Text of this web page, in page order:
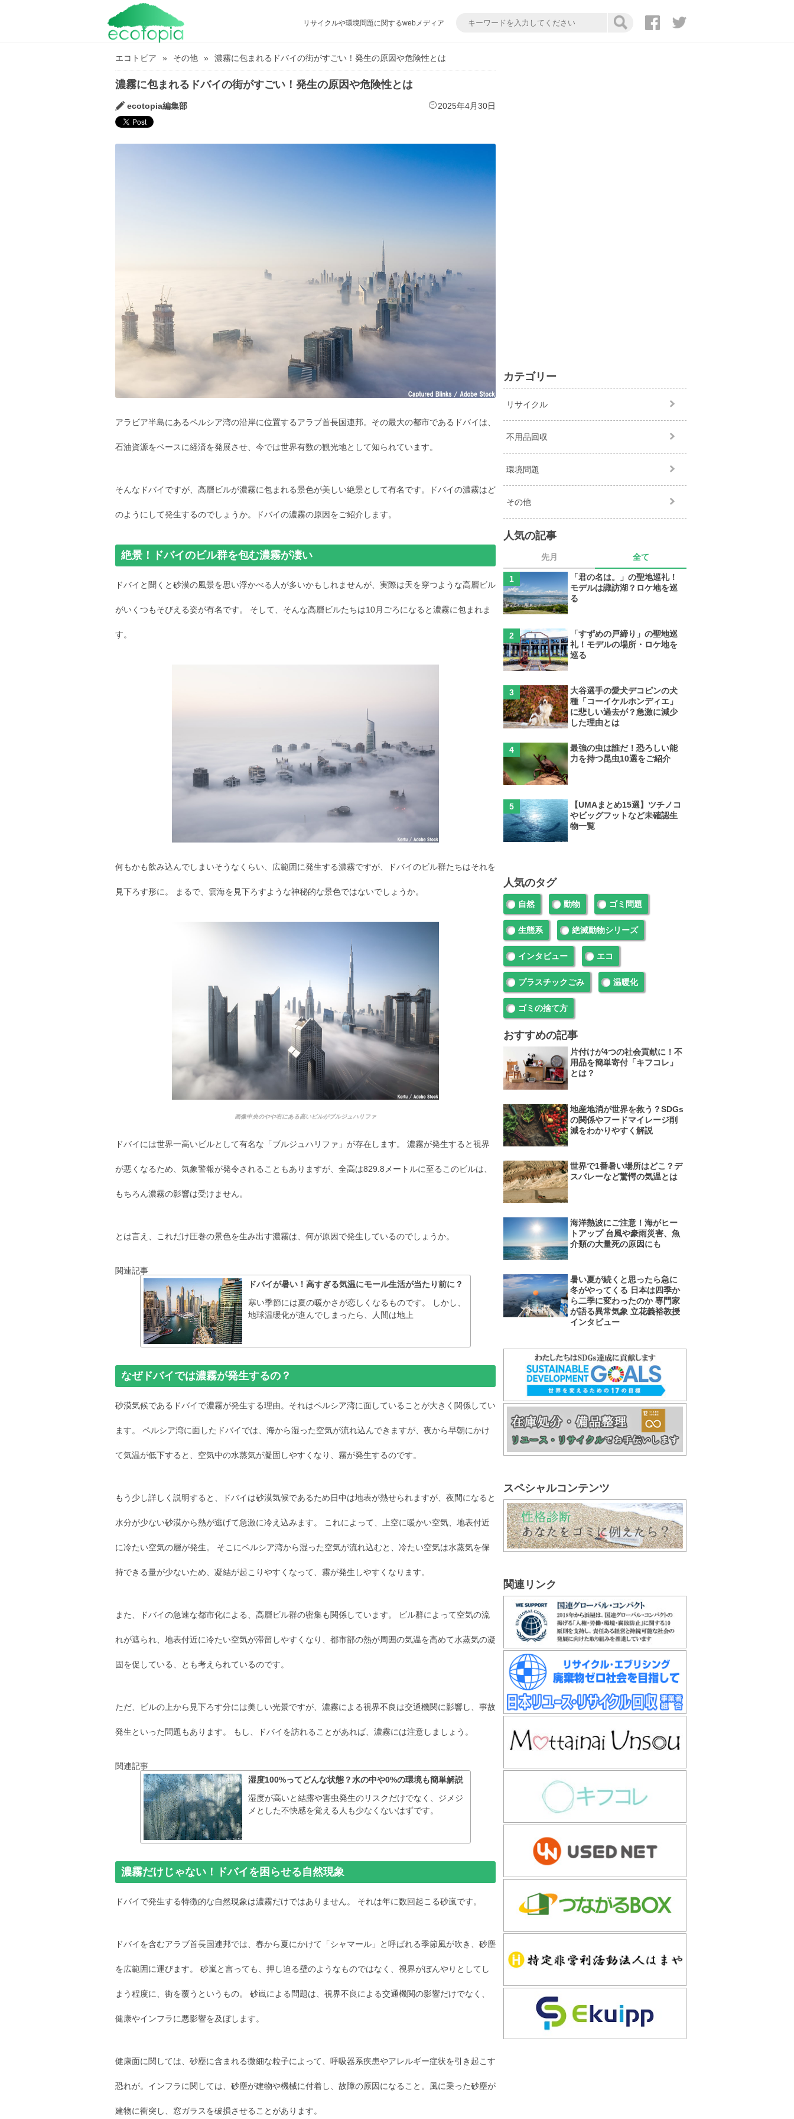
リサイクルや環境問題に関するwebメディア
エコトピア その他 濃霧に包まれるドバイの街がすごい！発生の原因や危険性とは
濃霧に包まれるドバイの街がすごい！発生の原因や危険性とは
ecotopia編集部 2025年4月30日
アラビア半島にあるペルシア湾の沿岸に位置するアラブ首長国連邦。その最大の都市であるドバイは、
石油資源をベースに経済を発展させ、今では世界有数の観光地として知られています。
そんなドバイですが、高層ビルが濃霧に包まれる景色が美しい絶景として有名です。ドバイの濃霧はど
のようにして発生するのでしょうか。ドバイの濃霧の原因をご紹介します。
絶景！ドバイのビル群を包む濃霧が凄い
ドバイと聞くと砂漠の風景を思い浮かべる人が多いかもしれませんが、実際は天を穿つような高層ビル
がいくつもそびえる姿が有名です。 そして、そんな高層ビルたちは10月ごろになると濃霧に包まれま
す。
何もかも飲み込んでしまいそうなくらい、広範囲に発生する濃霧ですが、ドバイのビル群たちはそれを
見下ろす形に。 まるで、雲海を見下ろすような神秘的な景色ではないでしょうか。
画像中央のやや右にある高いビルがブルジュハリファ
ドバイには世界一高いビルとして有名な「ブルジュハリファ」が存在します。 濃霧が発生すると視界
が悪くなるため、気象警報が発令されることもありますが、全高は829.8メートルに至るこのビルは、
もちろん濃霧の影響は受けません。
とは言え、これだけ圧巻の景色を生み出す濃霧は、何が原因で発生しているのでしょうか。
関連記事
ドバイが暑い！高すぎる気温にモール生活が当たり前に？
寒い季節には夏の暖かさが恋しくなるものです。 しかし、
地球温暖化が進んでしまったら、人間は地上
なぜドバイでは濃霧が発生するの？
砂漠気候であるドバイで濃霧が発生する理由。それはペルシア湾に面していることが大きく関係してい
ます。 ペルシア湾に面したドバイでは、海から湿った空気が流れ込んできますが、夜から早朝にかけ
て気温が低下すると、空気中の水蒸気が凝固しやすくなり、霧が発生するのです。
もう少し詳しく説明すると、ドバイは砂漠気候であるため日中は地表が熱せられますが、夜間になると
水分が少ない砂漠から熱が逃げて急激に冷え込みます。 これによって、上空に暖かい空気、地表付近
に冷たい空気の層が発生。 そこにペルシア湾から湿った空気が流れ込むと、冷たい空気は水蒸気を保
持できる量が少ないため、凝結が起こりやすくなって、霧が発生しやすくなります。
また、ドバイの急速な都市化による、高層ビル群の密集も関係しています。 ビル群によって空気の流
れが遮られ、地表付近に冷たい空気が滞留しやすくなり、都市部の熱が周囲の気温を高めて水蒸気の凝
固を促している、とも考えられているのです。
ただ、ビルの上から見下ろす分には美しい光景ですが、濃霧による視界不良は交通機関に影響し、事故
発生といった問題もあります。 もし、ドバイを訪れることがあれば、濃霧には注意しましょう。
関連記事
湿度100%ってどんな状態？水の中や0%の環境も簡単解説
湿度が高いと結露や害虫発生のリスクだけでなく、ジメジ
メとした不快感を覚える人も少なくないはずです。
濃霧だけじゃない！ドバイを困らせる自然現象
ドバイで発生する特徴的な自然現象は濃霧だけではありません。 それは年に数回起こる砂嵐です。
ドバイを含むアラブ首長国連邦では、春から夏にかけて「シャマール」と呼ばれる季節風が吹き、砂塵
を広範囲に運びます。 砂嵐と言っても、押し迫る壁のようなものではなく、視界がぼんやりとしてし
まう程度に、街を覆うというもの。 砂嵐による問題は、視界不良による交通機関の影響だけでなく、
健康やインフラに悪影響を及ぼします。
健康面に関しては、砂塵に含まれる微細な粒子によって、呼吸器系疾患やアレルギー症状を引き起こす
恐れが。インフラに関しては、砂塵が建物や機械に付着し、故障の原因になること。風に乗った砂塵が
建物に衝突し、窓ガラスを破損させることがあります。
カテゴリー
リサイクル
不用品回収
環境問題
その他
人気の記事
先月 全て
「君の名は。」の聖地巡礼！
モデルは諏訪湖？ロケ地を巡
る
「すずめの戸締り」の聖地巡
礼！モデルの場所・ロケ地を
巡る
大谷選手の愛犬デコピンの犬
種「コーイケルホンディエ」
に悲しい過去が？急激に減少
した理由とは
最強の虫は誰だ！恐ろしい能
力を持つ昆虫10選をご紹介
【UMAまとめ15選】ツチノコ
やビッグフットなど未確認生
物一覧
人気のタグ
自然 動物 ゴミ問題
生態系 絶滅動物シリーズ
インタビュー エコ
プラスチックごみ 温暖化
ゴミの捨て方
おすすめの記事
片付けが4つの社会貢献に！不
用品を簡単寄付「キフコレ」
とは？
地産地消が世界を救う？SDGs
の関係やフードマイレージ削
減をわかりやすく解説
世界で1番暑い場所はどこ？デ
スバレーなど驚愕の気温とは
海洋熱波にご注意！海がヒー
トアップ 台風や豪雨災害、魚
介類の大量死の原因にも
暑い夏が続くと思ったら急に
冬がやってくる 日本は四季か
ら二季に変わったのか 専門家
が語る異常気象 立花義裕教授
インタビュー
スペシャルコンテンツ
関連リンク